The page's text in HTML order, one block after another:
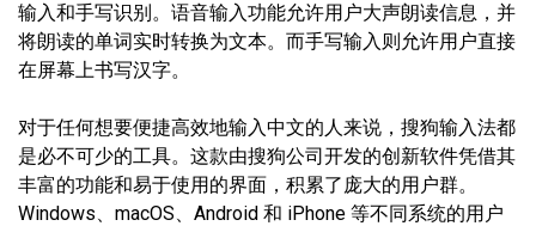
输入和手写识别。语音输入功能允许用户大声朗读信息，并
将朗读的单词实时转换为文本。而手写输入则允许用户直接
在屏幕上书写汉字。
对于任何想要便捷高效地输入中文的人来说，搜狗输入法都
是必不可少的工具。这款由搜狗公司开发的创新软件凭借其
丰富的功能和易于使用的界面，积累了庞大的用户群。
Windows、macOS、Android 和 iPhone 等不同系统的用户